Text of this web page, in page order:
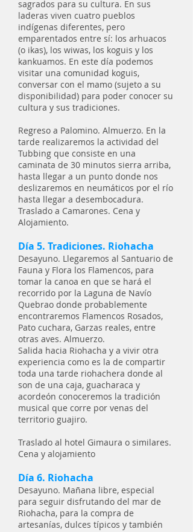
sagrados para su cultura. En sus
laderas viven cuatro pueblos
indígenas diferentes, pero
emparentados entre sí: los arhuacos
(o ikas), los wiwas, los koguis y los
kankuamos. En este día podemos
visitar una comunidad koguis,
conversar con el mamo (sujeto a su
disponibilidad) para poder conocer su
cultura y sus tradiciones.
Regreso a Palomino. Almuerzo. En la
tarde realizaremos la actividad del
Tubbing que consiste en una
caminata de 30 minutos sierra arriba,
hasta llegar a un punto donde nos
deslizaremos en neumáticos por el río
hasta llegar a desembocadura.
Traslado a Camarones. Cena y
Alojamiento.
Día 5. Tradiciones. Riohacha
Desayuno. Llegaremos al Santuario de
Fauna y Flora los Flamencos, para
tomar la canoa en que se hará el
recorrido por la Laguna de Navío
Quebrao donde probablemente
encontraremos Flamencos Rosados,
Pato cuchara, Garzas reales, entre
otras aves. Almuerzo.
Salida hacia Riohacha y a vivir otra
experiencia como es la de compartir
toda una tarde riohachera donde al
son de una caja, guacharaca y
acordeón conoceremos la tradición
musical que corre por venas del
territorio guajiro.
Traslado al hotel Gimaura o similares.
Cena y alojamiento
Día 6. Riohacha
Desayuno. Mañana libre, especial
para seguir disfrutando del mar de
Riohacha, para la compra de
artesanías, dulces típicos y también